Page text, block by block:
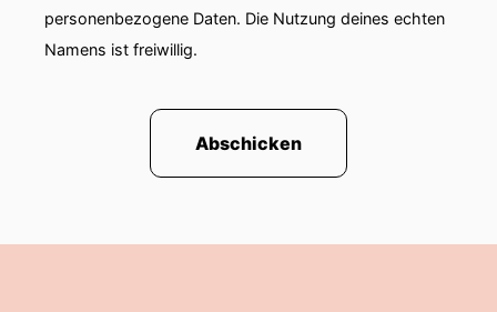
personenbezogene Daten. Die Nutzung deines echten
Namens ist freiwillig.
Abschicken